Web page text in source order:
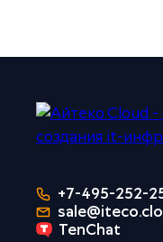
+7-495-252-
TenChat